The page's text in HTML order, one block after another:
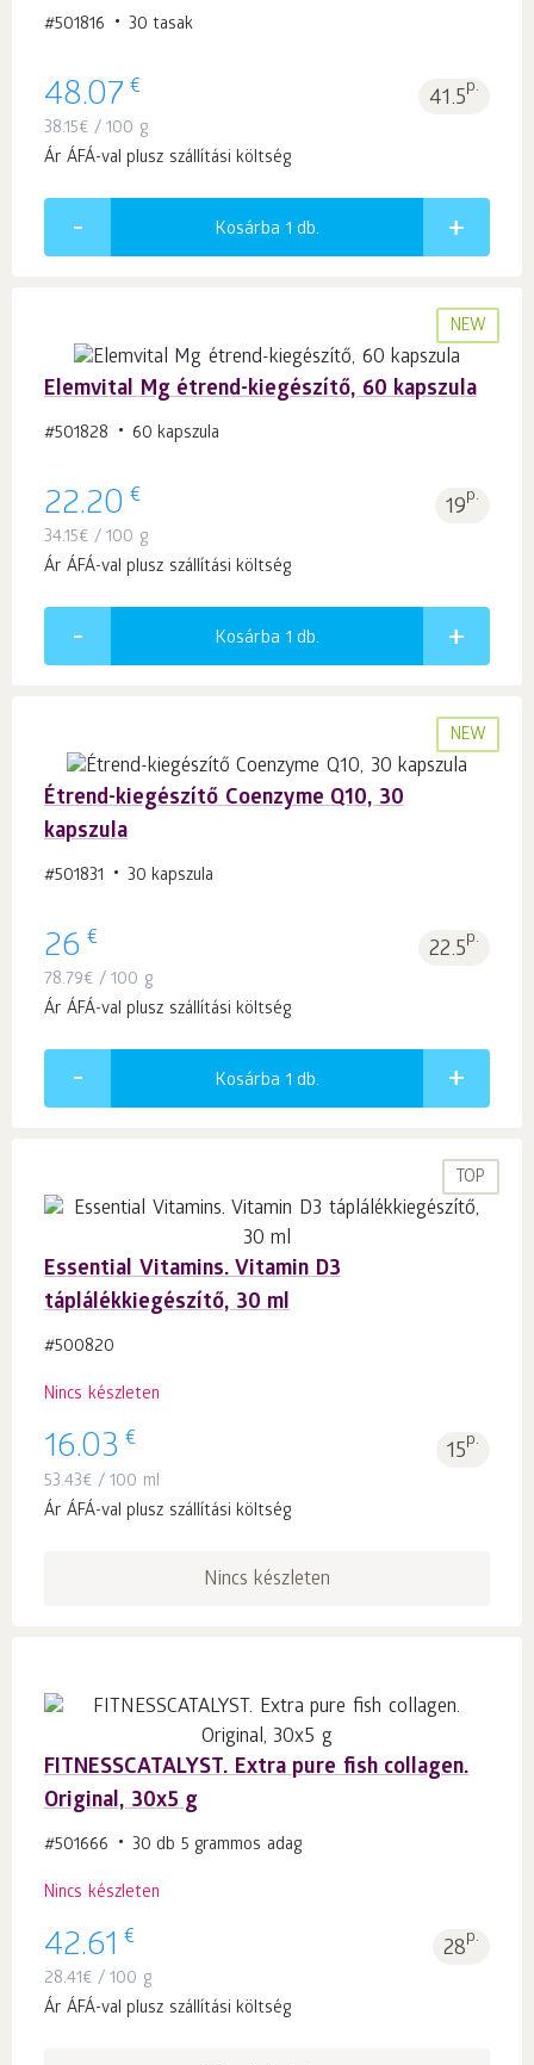
#501816 30 tasak
48.07 € 41.5p.
38.15€ / 100 g
Ár ÁFÁ-val plusz szállítási költség
Kosárba 1 db.
NEW
Elemvital Mg étrend-kiegészítő, 60 kapszula
#501828 60 kapszula
22.20 € 19p.
34.15€ / 100 g
Ár ÁFÁ-val plusz szállítási költség
Kosárba 1 db.
NEW
Étrend-kiegészítő Coenzyme Q10, 30
kapszula
#501831 30 kapszula
26 € 22.5p.
78.79€ / 100 g
Ár ÁFÁ-val plusz szállítási költség
Kosárba 1 db.
TOP
Essential Vitamins. Vitamin D3
táplálékkiegészítő, 30 ml
#500820
Nincs készleten
16.03 € 15p.
53.43€ / 100 ml
Ár ÁFÁ-val plusz szállítási költség
Nincs készleten
FITNESSCATALYST. Extra pure fish collagen.
Original, 30x5 g
#501666 30 db 5 grammos adag
Nincs készleten
42.61 € 28p.
28.41€ / 100 g
Ár ÁFÁ-val plusz szállítási költség